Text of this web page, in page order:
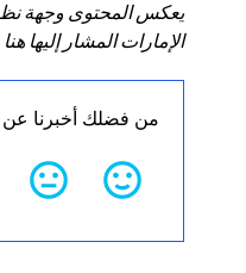
يعكس المحتوى وجهة نظر
الإمارات المشار إليها هنا
من فضلك أخبرنا عن